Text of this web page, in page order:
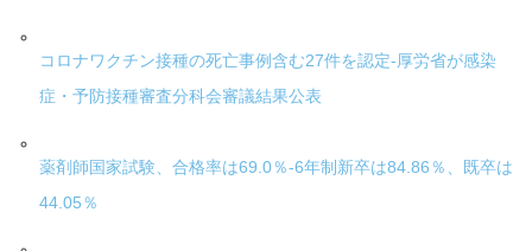
コロナワクチン接種の死亡事例含む27件を認定-厚労省が感染
症・予防接種審査分科会審議結果公表
薬剤師国家試験、合格率は69.0％-6年制新卒は84.86％、既卒は
44.05％